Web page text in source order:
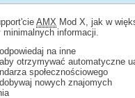
AMX Mod X, jak w
informacji.
na inne
otrzymywać automatyczne
społecznościowego
nowych znajomych